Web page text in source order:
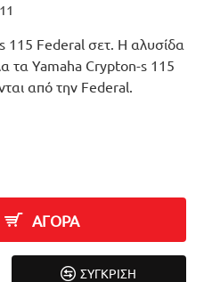
115 Federal σετ. Η αλυσίδα
τα Yamaha Crypton-s 115
από την Federal.
ΑΓΟΡΑ
ΣΎΓΚΡΙΣΗ